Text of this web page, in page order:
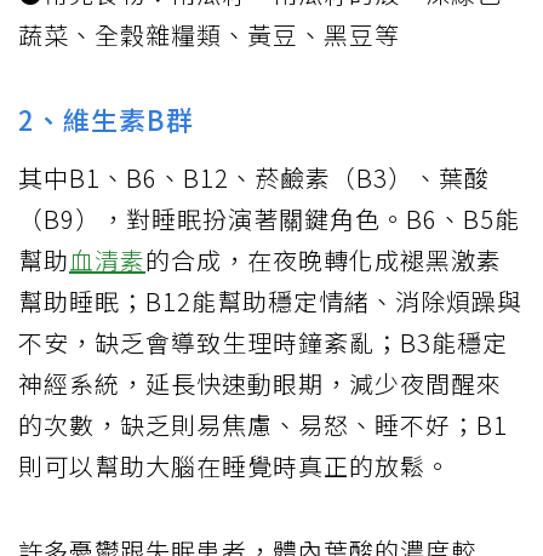
蔬菜、全穀雜糧類、黃豆、黑豆等
2、維生素B群
其中B1、B6、B12、菸鹼素（B3）、葉酸
（B9），對睡眠扮演著關鍵角色。B6、B5能
幫助血清素的合成，在夜晚轉化成褪黑激素
幫助睡眠；B12能幫助穩定情緒、消除煩躁與
不安，缺乏會導致生理時鐘紊亂；B3能穩定
神經系統，延長快速動眼期，減少夜間醒來
的次數，缺乏則易焦慮、易怒、睡不好；B1
則可以幫助大腦在睡覺時真正的放鬆。